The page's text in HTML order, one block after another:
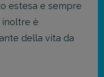
estesa e sempre
inoltre è
della vita da